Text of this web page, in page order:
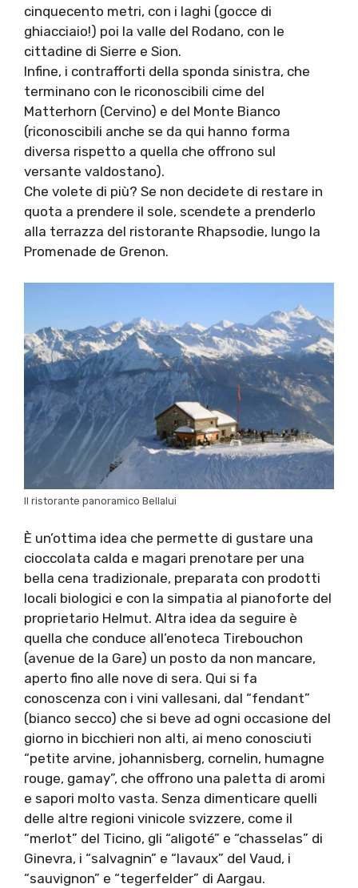
cinquecento metri, con i laghi (gocce di
ghiacciaio!) poi la valle del Rodano, con le
cittadine di Sierre e Sion.
Infine, i contrafforti della sponda sinistra, che
terminano con le riconoscibili cime del
Matterhorn (Cervino) e del Monte Bianco
(riconoscibili anche se da qui hanno forma
diversa rispetto a quella che offrono sul
versante valdostano).
Che volete di più? Se non decidete di restare in
quota a prendere il sole, scendete a prenderlo
alla terrazza del ristorante Rhapsodie, lungo la
Promenade de Grenon.
Il ristorante panoramico Bellalui
È un’ottima idea che permette di gustare una
cioccolata calda e magari prenotare per una
bella cena tradizionale, preparata con prodotti
locali biologici e con la simpatia al pianoforte del
proprietario Helmut. Altra idea da seguire è
quella che conduce all’enoteca Tirebouchon
(avenue de la Gare) un posto da non mancare,
aperto fino alle nove di sera. Qui si fa
conoscenza con i vini vallesani, dal “fendant”
(bianco secco) che si beve ad ogni occasione del
giorno in bicchieri non alti, ai meno conosciuti
“petite arvine, johannisberg, cornelin, humagne
rouge, gamay”, che offrono una paletta di aromi
e sapori molto vasta. Senza dimenticare quelli
delle altre regioni vinicole svizzere, come il
“merlot” del Ticino, gli “aligoté” e “chasselas” di
Ginevra, i “salvagnin” e “lavaux” del Vaud, i
“sauvignon” e “tegerfelder” di Aargau.